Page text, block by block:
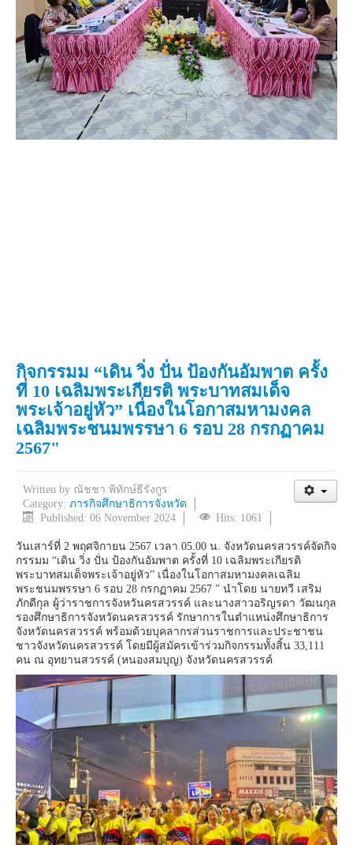
กิจกรรมม “เดิน วิ่ง ปั่น ป้องกันอัมพาต ครั้ง
ที่ 10 เฉลิมพระเกียรติ พระบาทสมเด็จ
พระเจ้าอยู่หัว” เนื่องในโอกาสมหามงคล
เฉลิมพระชนมพรรษา 6 รอบ 28 กรกฏาคม
2567"
Written by ณัชชา พิทักษ์ธีรังกูร
Category: ภารกิจศึกษาธิการจังหวัด
Published: 06 November 2024
Hits: 1061
วันเสาร์ที่ 2 พฤศจิกายน 2567 เวลา 05.00 น. จังหวัดนครสวรรค์จัดกิจ
กรรมม “เดิน วิ่ง ปั่น ป้องกันอัมพาต ครั้งที่ 10 เฉลิมพระเกียรติ
พระบาทสมเด็จพระเจ้าอยู่หัว” เนื่องในโอกาสมหามงคลเฉลิม
พระชนมพรรษา 6 รอบ 28 กรกฏาคม 2567 ” นำโดย นายทวี เสริม
ภักดีกุล ผู้ว่าราชการจังหวันครสวรรค์ และนางสาวอริญรดา วัฒนกุล
รองศึกษาธิการจังหวัดนครสวรรค์ รักษาการในตำแหน่งศึกษาธิการ
จังหวัดนครสวรรค์ พร้อมด้วยบุคลากรส่วนราชการและประชาชน
ชาวจังหวัดนครสวรรค์ โดยมีผู้สมัครเข้าร่วมกิจกรรมทั้งสิ้น 33,111
คน ณ อุทยานสวรรค์ (หนองสมบุญ) จังหวัดนครสวรรค์